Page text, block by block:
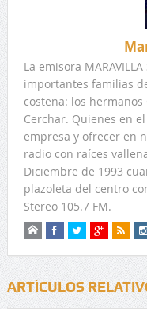
La emisora
importantes familias
costeña: los
Cerchar. Quienes en
empresa y ofrecer en
radio con raíces
Diciembre de 1993
plazoleta del centro
Stereo 105.7 FM.
ARTÍCULOS